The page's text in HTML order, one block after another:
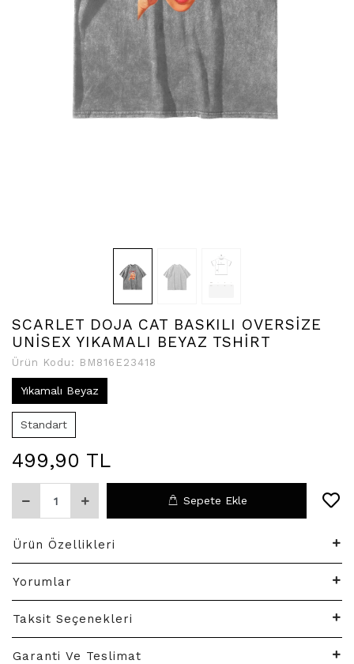
SCARLET DOJA CAT BASKILI OVERSİZE
UNİSEX YIKAMALI BEYAZ TSHİRT
Ürün Kodu: BM816E23418
Yıkamalı Beyaz
Standart
499,90 TL
Sepete Ekle
Ürün Özellikleri
Yorumlar
Taksit Seçenekleri
Garanti Ve Teslimat